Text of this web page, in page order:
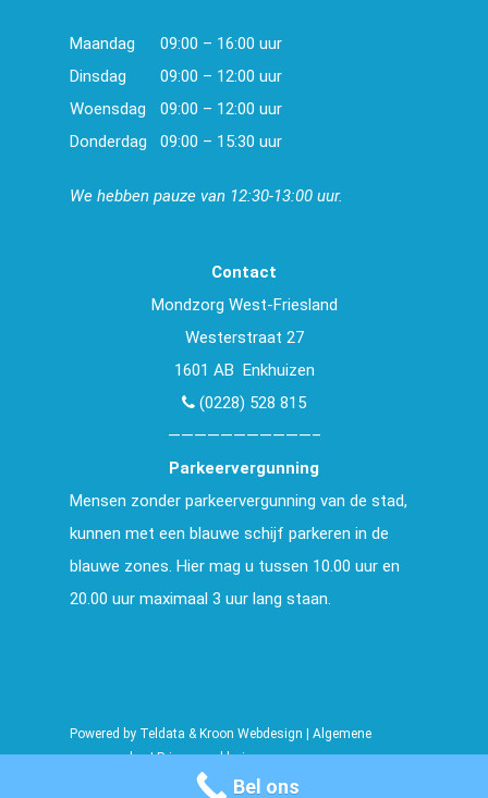
Maandag
09:00 – 16:00 uur
Dinsdag
09:00 – 12:00 uur
Woensdag
09:00 – 12:00 uur
Donderdag
09:00 – 15:30 uur
We hebben pauze van 12:30-13:00 uur.
Contact
Mondzorg West-Friesland
Westerstraat 27
1601 AB Enkhuizen
(0228) 528 815
———————————–
Parkeervergunning
Mensen zonder parkeervergunning van de stad,
kunnen met een blauwe schijf parkeren in de
blauwe zones. Hier mag u tussen 10.00 uur en
20.00 uur maximaal 3 uur lang staan.
Powered by Teldata & Kroon Webdesign
Algemene
voorwaarden|Privacy verklaring
Bel ons